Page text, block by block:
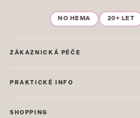
NO HEMA 20+ LET
ZÁKAZNICKÁ PÉČE
Časté dotazy
Mapa stránek
PRAKTICKÉ INFO
SHOPPING